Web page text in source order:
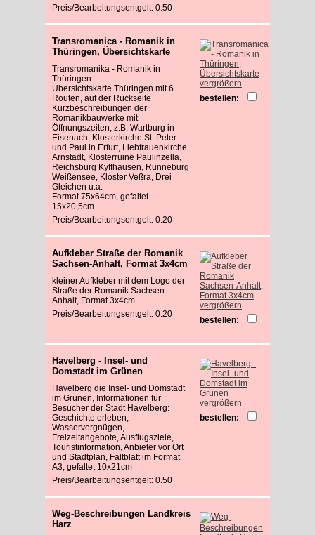
Preis/Bearbeitungsentgelt: 0.50
Transromanica - Romanik in
Thüringen, Übersichtskarte
Transromanika - Romanik in
Thüringen
Übersichtskarte Thüringen mit 6
Routen, auf der Rückseite
Kurzbeschreibungen der
Romanikbauwerke mit
Öffnungszeiten, z.B. Wartburg in
Eisenach, Klosterkirche St. Peter
und Paul in Erfurt, Liebfrauenkirche
Arnstadt, Klosterruine Paulinzella,
Reichsburg Kyffhausen, Runneburg
Weißensee, Kloster Veßra, Drei
Gleichen u.a.
Format 75x64cm, gefaltet
15x20,5cm
Preis/Bearbeitungsentgelt: 0.20
vergrößern
bestellen:
Aufkleber Straße der Romanik
Sachsen-Anhalt, Format 3x4cm
kleiner Aufkleber mit dem Logo der
Straße der Romanik Sachsen-
Anhalt, Format 3x4cm
Preis/Bearbeitungsentgelt: 0.20
vergrößern
bestellen:
Havelberg - Insel- und
Domstadt im Grünen
Havelberg die Insel- und Domstadt
im Grünen, Informationen für
Besucher der Stadt Havelberg:
Geschichte erleben,
Wasservergnügen,
Freizeitangebote, Ausflugsziele,
Touristinformation, Anbieter vor Ort
und Stadtplan, Faltblatt im Format
A3, gefaltet 10x21cm
Preis/Bearbeitungsentgelt: 0.50
vergrößern
bestellen:
Weg-Beschreibungen Landkreis
Harz